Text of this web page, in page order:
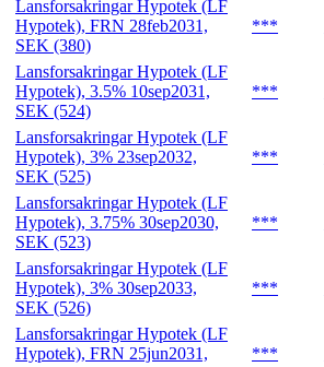
Lansforsakringar Hypotek (LF
Hypotek), FRN 28feb2031,
SEK (380)
***
Lansforsakringar Hypotek (LF
Hypotek), 3.5% 10sep2031,
SEK (524)
***
Lansforsakringar Hypotek (LF
Hypotek), 3% 23sep2032,
SEK (525)
***
Lansforsakringar Hypotek (LF
Hypotek), 3.75% 30sep2030,
SEK (523)
***
Lansforsakringar Hypotek (LF
Hypotek), 3% 30sep2033,
SEK (526)
***
Lansforsakringar Hypotek (LF
Hypotek), FRN 25jun2031,
***